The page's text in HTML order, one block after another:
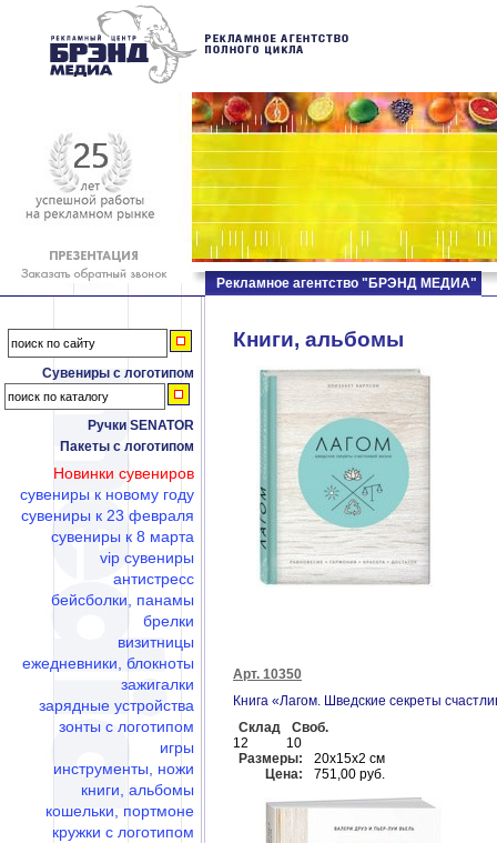
Сувениры с логотипом
Ручки SENATOR
Пакеты с логотипом
Новинки сувениров
сувениры к новому году
сувениры к 23 февраля
сувениры к 8 марта
vip сувениры
антистресс
бейсболки, панамы
брелки
визитницы
ежедневники, блокноты
зажигалки
зарядные устройства
зонты с логотипом
игры
инструменты, ножи
книги, альбомы
кошельки, портмоне
кружки с логотипом
Рекламное агентство "БРЭНД МЕДИА"
Книги, альбомы
Арт. 10350
Книга «Лагом. Шведские секреты
Склад
Своб.
12
10
Размеры:
20х15х2 см
Цена:
751,00 руб.